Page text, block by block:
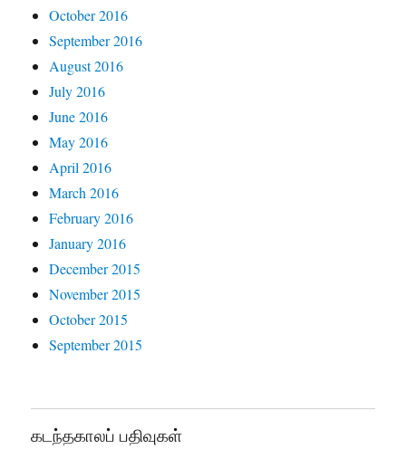
October 2016
September 2016
August 2016
July 2016
June 2016
May 2016
April 2016
March 2016
February 2016
January 2016
December 2015
November 2015
October 2015
September 2015
கடந்தகாலப் பதிவுகள்